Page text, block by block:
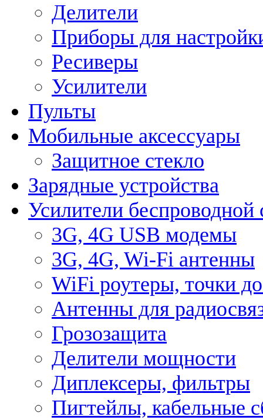
Делители
Приборы для
Ресиверы
Усилители
Пульты
Мобильные аксессуары
Защитное стекло
Зарядные устройства
Усилители беспроводной
3G, 4G USB модемы
3G, 4G, Wi-Fi антенны
WiFi роутеры, точки
Антенны для
Грозозащита
Делители мощности
Диплексеры, фильтры
Пигтейлы, кабельные